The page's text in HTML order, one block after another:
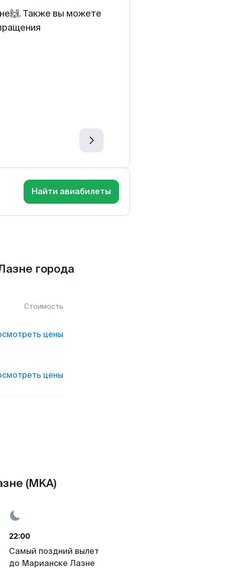
Также вы можете
Найти авиабилеты
города
Стоимость
цены
цены
(MKA)
22:00
Самый поздний вылет
до Марианске Лазне